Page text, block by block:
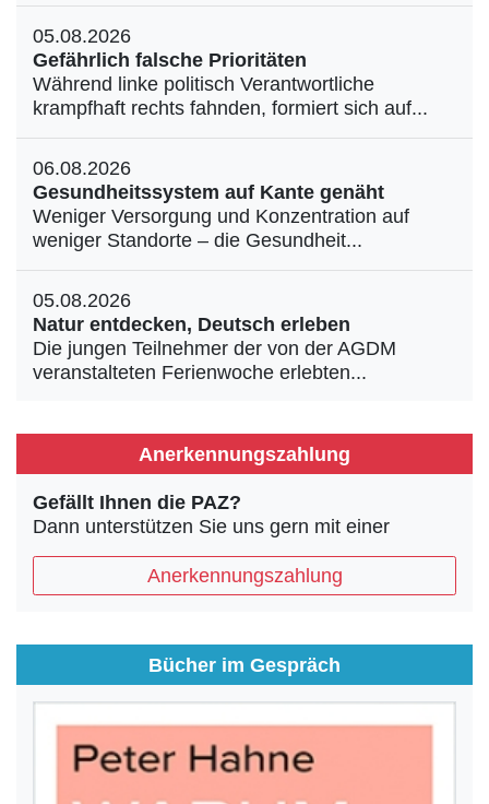
05.08.2026
Gefährlich falsche Prioritäten
Während linke politisch Verantwortliche
krampfhaft rechts fahnden, formiert sich auf...
06.08.2026
Gesundheitssystem auf Kante genäht
Weniger Versorgung und Konzentration auf
weniger Standorte – die Gesundheit...
05.08.2026
Natur entdecken, Deutsch erleben
Die jungen Teilnehmer der von der AGDM
veranstalteten Ferienwoche erlebten...
Anerkennungszahlung
Gefällt Ihnen die PAZ?
Dann unterstützen Sie uns gern mit einer
Anerkennungszahlung
Bücher im Gespräch